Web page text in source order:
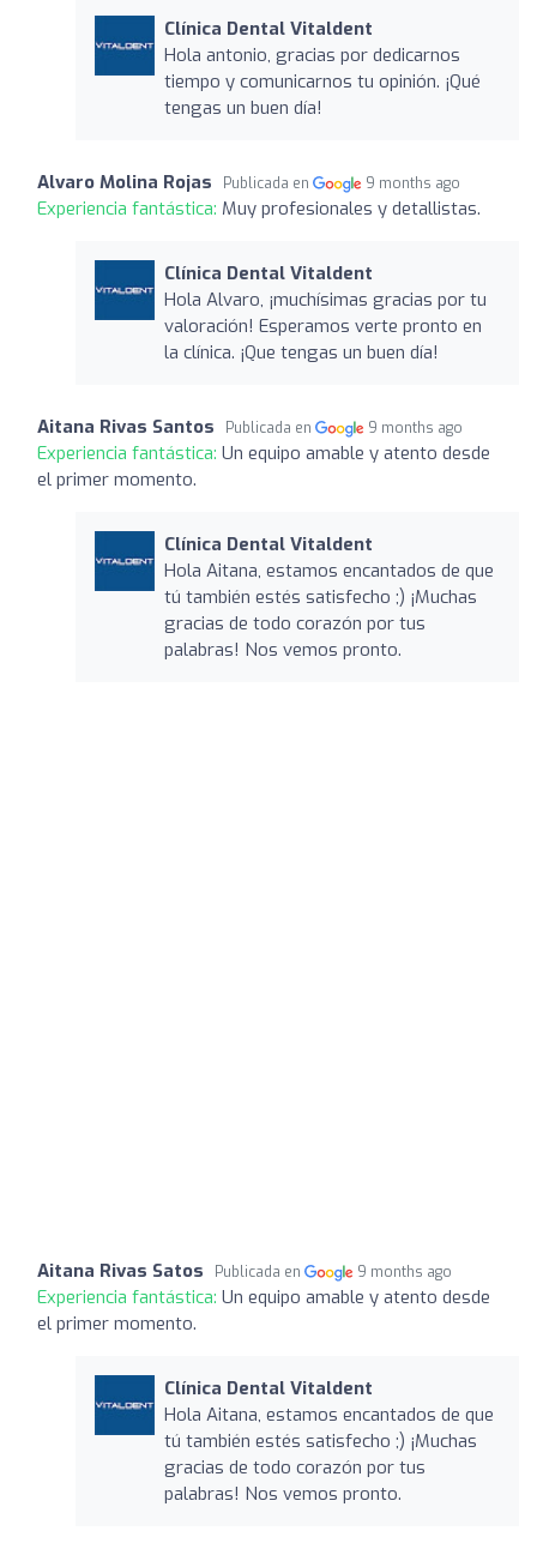
Clínica Dental Vitaldent
Hola antonio, gracias por dedicarnos
tiempo y comunicarnos tu opinión. ¡Qué
tengas un buen día!
Alvaro Molina Rojas Publicada en 9 months ago
Experiencia fantástica: Muy profesionales y detallistas.
Clínica Dental Vitaldent
Hola Alvaro, ¡muchísimas gracias por tu
valoración! Esperamos verte pronto en
la clínica. ¡Que tengas un buen día!
Aitana Rivas Santos Publicada en 9 months ago
Experiencia fantástica: Un equipo amable y atento desde
el primer momento.
Clínica Dental Vitaldent
Hola Aitana, estamos encantados de que
tú también estés satisfecho ;) ¡Muchas
gracias de todo corazón por tus
palabras! Nos vemos pronto.
Aitana Rivas Satos Publicada en 9 months ago
Experiencia fantástica: Un equipo amable y atento desde
el primer momento.
Clínica Dental Vitaldent
Hola Aitana, estamos encantados de que
tú también estés satisfecho ;) ¡Muchas
gracias de todo corazón por tus
palabras! Nos vemos pronto.